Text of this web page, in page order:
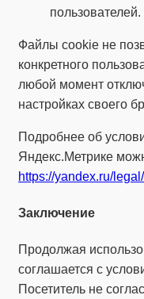
пользователей.
Файлы cookie не
конкретного
любой момент
настройках своего
Подробнее об
Яндекс.Метрике
https://yandex.ru/
Заключение
Продолжая
соглашается с
Посетитель не